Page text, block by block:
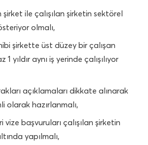
ile çalışılan şirketin sektörel
olmalı,
şirkette üst düzey bir çalışan
1 yıldır aynı iş yerinde çalışılıyor
açıklamaları dikkate alınarak
olarak hazırlanmalı,
vize başvuruları çalışılan şirketin
yapılmalı,